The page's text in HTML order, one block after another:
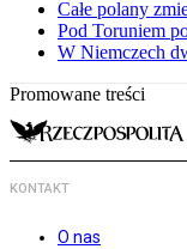
Całe polany
Pod Toruniem
W Niemczech
Promowane treści
KONTAKT
O nas